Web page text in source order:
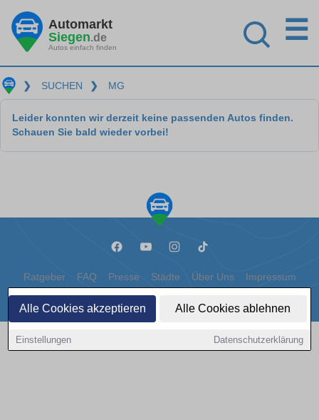
Alle Cookies akzeptieren Alle Cookies ablehnen
Einstellungen Datenschutzerklärung
Automarkt
Siegen.de
Autos einfach finden
☰
❯ SUCHEN ❯ MG
Leider konnten wir derzeit keine passenden Autos finden.
Schauen Sie bald wieder vorbei!
Ratgeber FAQ Presse Städte Über Uns Impressum
Datenschutz Cookies
Copyright © 2000 - 2026 | 1A Infosysteme GmbH | Content by: 1a-sites-autos